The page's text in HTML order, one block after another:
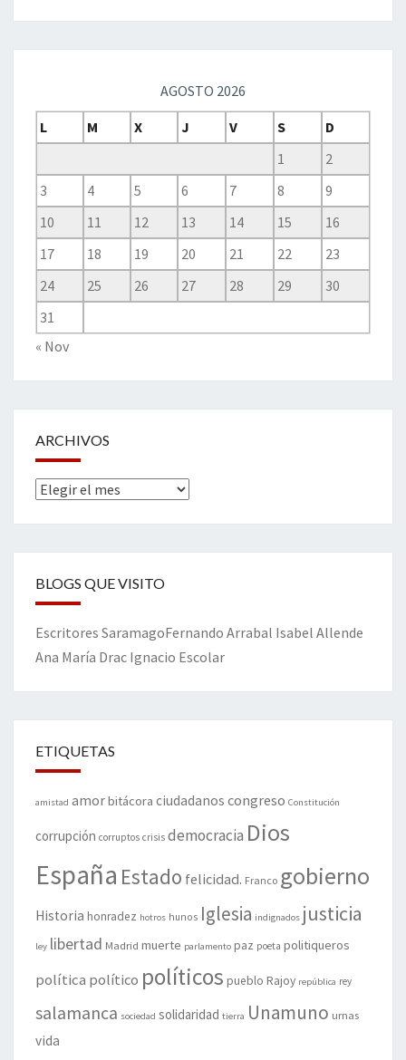
AGOSTO 2026
L
M X J V S
D
1
2
3
4 5 6 7 8
9
10
11 12 13 14 15
16
17
18 19 20 21 22
23
24
25 26 27 28 29
30
31
« Nov
ARCHIVOS
Archivos
BLOGS QUE VISITO
Escritores SaramagoFernando Arrabal Isabel Allende
Ana María Drac Ignacio Escolar
ETIQUETAS
amistad amorbitácora ciudadanos congreso Constitución
corrupción corruptos crisis democracia Dios
España Estado felicidad. Franco gobierno
Historia honradez hotros hunos Iglesia indignados justicia
ley libertad Madrid muerte parlamento paz poeta politiqueros
política político políticos pueblo Rajoy república rey
salamanca sociedad solidaridad tierra Unamuno urnas
vida